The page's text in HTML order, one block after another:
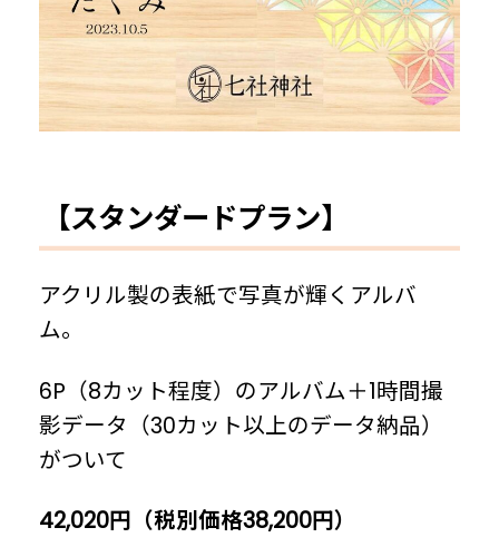
【スタンダードプラン】
アクリル製の表紙で写真が輝くアルバ
ム。
6P（8カット程度）のアルバム＋1時間撮
影データ（30カット以上のデータ納品）
がついて
42,020円（税別価格38,200円）